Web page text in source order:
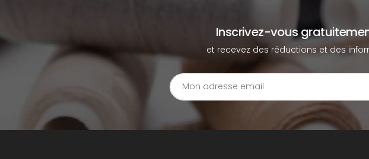
Inscrivez-vous
et recevez des réductions et des